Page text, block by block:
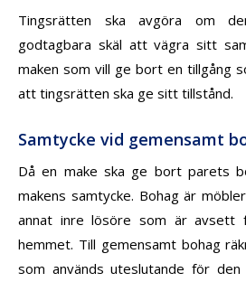
Tingsrätten ska avgöra om
godtagbara skäl att vägra sitt
maken som vill ge bort en tillgång
att tingsrätten ska ge sitt tillstånd.
Samtycke vid gemensamt
Då en make ska ge bort parets
makens samtycke. Bohag är
annat inre lösöre som är avsett
hemmet. Till gemensamt bohag
som används uteslutande för den